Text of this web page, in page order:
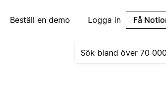
Beställ en demo Logga in Få